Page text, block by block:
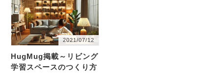
2021/07/12
HugMug掲載～リビング
学習スペースのつくり方